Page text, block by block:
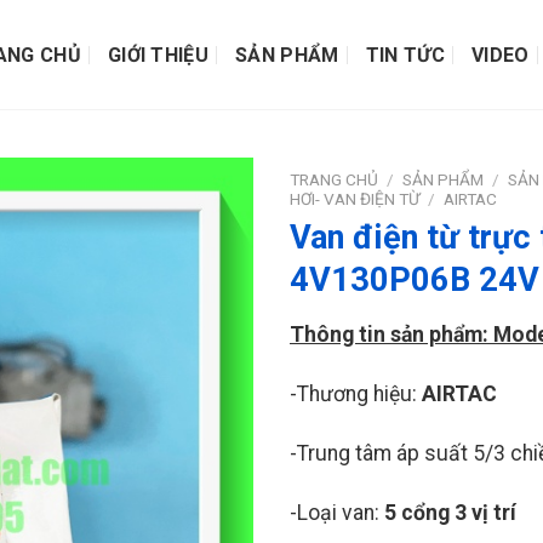
CHỦ GIỚI THIỆU SẢN PHẨM TIN TỨC VIDEO
TRANG CHỦ / SẢN PHẨM / SẢN
HƠI- VAN ĐIỆN TỪ / AIRTAC
Van điện từ trực
4V130P06B 24V
Thông tin sản phẩm:
-Thương hiệu: AIRTAC
-Trung tâm áp suất 5/3
-Loại van: 5 cổng 3 vị trí